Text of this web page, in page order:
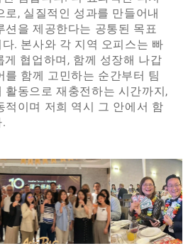
로, 실질적인 성과를 만들어내
션을 제공한다는 공통된 목표
. 본사와 각 지역 오피스는 빠
게 협업하며, 함께 성장해 나갑
를 함께 고민하는 순간부터 팀
활동으로 재충전하는 시간까지,
적이며 저희 역시 그 안에서 함